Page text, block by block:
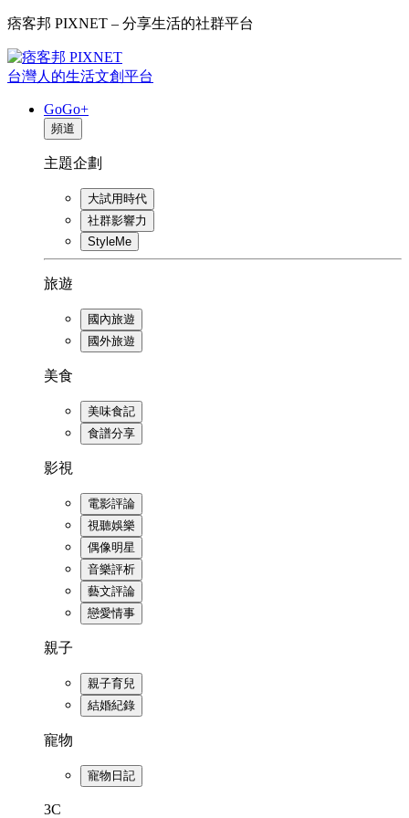
痞客邦 PIXNET – 分享生活的社群平台
台灣人的生活文創平台
GoGo+
頻道
主題企劃
大試用時代
社群影響力
StyleMe
旅遊
國內旅遊
國外旅遊
美食
美味食記
食譜分享
影視
電影評論
視聽娛樂
偶像明星
音樂評析
藝文評論
戀愛情事
親子
親子育兒
結婚紀錄
寵物
寵物日記
3C